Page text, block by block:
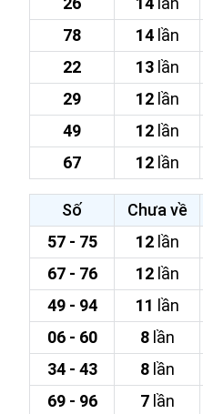
78
14lần
22
13lần
29
12lần
49
12lần
67
12lần
Số Chưa về
57 - 75
12lần
67 - 76
12lần
49 - 94
11 lần
06 - 60
8lần
34 - 43
8lần
69 - 96
7lần